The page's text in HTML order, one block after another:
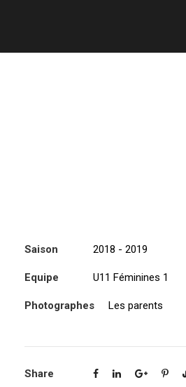
Saison 2018 - 2019
Equipe U11 Féminines 1
Photographes Les parents
Share